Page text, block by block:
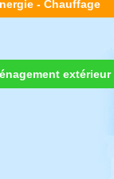
- Chauffage
extérieur